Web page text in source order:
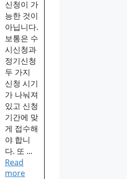
신청이 가
능한 것이
아닙니다.
보통은 수
시신청과
정기신청
두 가지
신청 시기
가 나눠져
있고 신청
기간에 맞
게 접수해
야 합니
다. 또 ...
Read
more